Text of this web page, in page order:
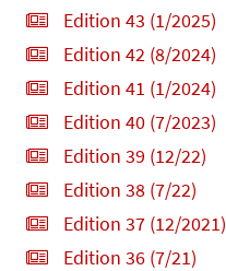
Edition 43 (1/2025)
Edition 42 (8/2024)
Edition 41 (1/2024)
Edition 40 (7/2023)
Edition 39 (12/22)
Edition 38 (7/22)
Edition 37 (12/2021)
Edition 36 (7/21)